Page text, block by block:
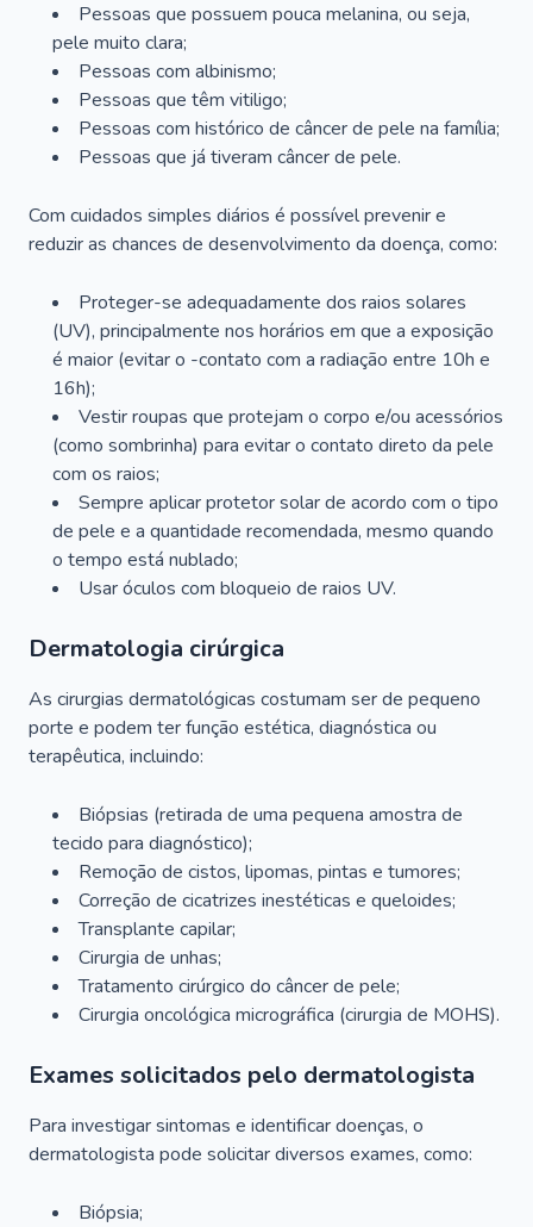
Pessoas que possuem pouca melanina, ou seja,
pele muito clara;
Pessoas com albinismo;
Pessoas que têm vitiligo;
Pessoas com histórico de câncer de pele na família;
Pessoas que já tiveram câncer de pele.
Com cuidados simples diários é possível prevenir e
reduzir as chances de desenvolvimento da doença, como:
Proteger-se adequadamente dos raios solares
(UV), principalmente nos horários em que a exposição
é maior (evitar o -contato com a radiação entre 10h e
16h);
Vestir roupas que protejam o corpo e/ou acessórios
(como sombrinha) para evitar o contato direto da pele
com os raios;
Sempre aplicar protetor solar de acordo com o tipo
de pele e a quantidade recomendada, mesmo quando
o tempo está nublado;
Usar óculos com bloqueio de raios UV.
Dermatologia cirúrgica
As cirurgias dermatológicas costumam ser de pequeno
porte e podem ter função estética, diagnóstica ou
terapêutica, incluindo:
Biópsias (retirada de uma pequena amostra de
tecido para diagnóstico);
Remoção de cistos, lipomas, pintas e tumores;
Correção de cicatrizes inestéticas e queloides;
Transplante capilar;
Cirurgia de unhas;
Tratamento cirúrgico do câncer de pele;
Cirurgia oncológica micrográfica (cirurgia de MOHS).
Exames solicitados pelo dermatologista
Para investigar sintomas e identificar doenças, o
dermatologista pode solicitar diversos exames, como:
Biópsia;